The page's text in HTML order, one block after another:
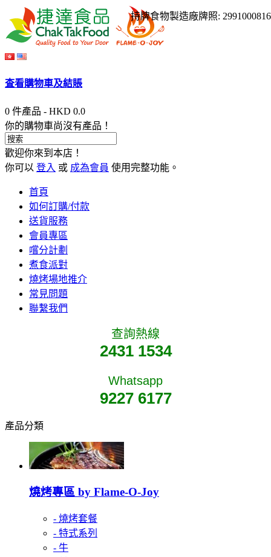
持牌食物製造廠牌照: 2991000816
査看購物車及結賬
0 件產品 - HKD 0.0
你的購物車尚沒有產品！
歡迎你來到本店！
你可以 登入 或 成為會員 使用完整功能。
首頁
如何訂購/付款
送貨服務
會員專區
嚐分計劃
煮食派對
燒烤場地推介
常見問題
聯繫我們
查詢熱線
2431 1534
Whatsapp
9227 6177
產品分類
燒烤專區 by Flame-O-Joy
- 燒烤套餐
- 特式系列
- 牛